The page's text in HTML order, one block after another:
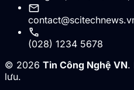
mail
call
(028) 1234 5678
© 2026 Tin Công Nghệ VN.
lưu.